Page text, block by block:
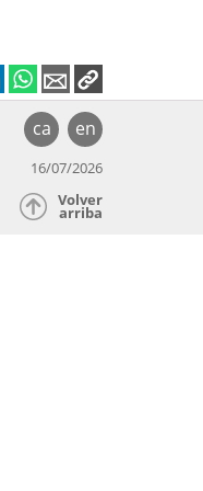
ca en
16/07/2026
Volver
arriba